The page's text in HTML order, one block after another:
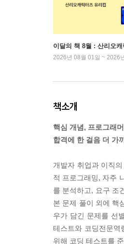
이달의 책 8월 : 산리오캐
2026년 08월 01일 ~ 2026
책소개
핵심 개념, 프로그래
합격에 한 걸음 더 가
개발자 취업과 이직
적 프로그래밍, 자주
를 분석하고, 요구 조
본 문제 풀이 외에 핵
우가 담긴 문제를 선
테스트와 코딩전문역
위해 코딩 테스트를